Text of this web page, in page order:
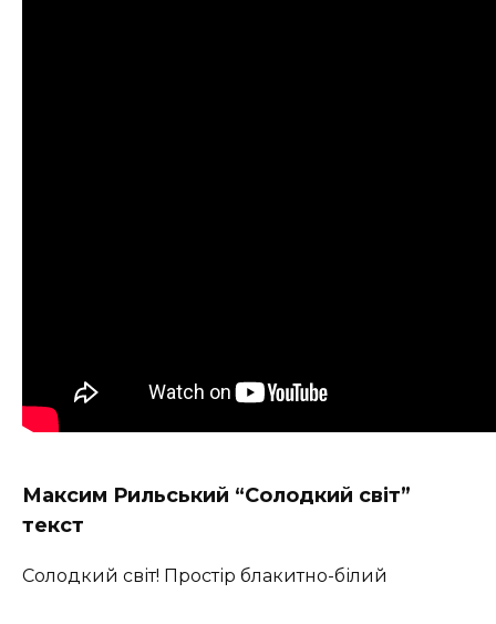
Максим Рильський “Солодкий світ”
текст
Солодкий світ! Простір блакитно-білий